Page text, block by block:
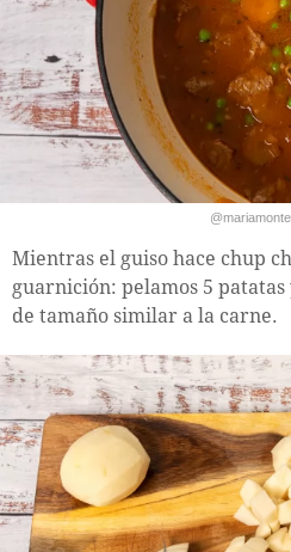
Mientras el guiso hace chup
guarnición: pelamos 5 patatas
de tamaño similar a la carne.